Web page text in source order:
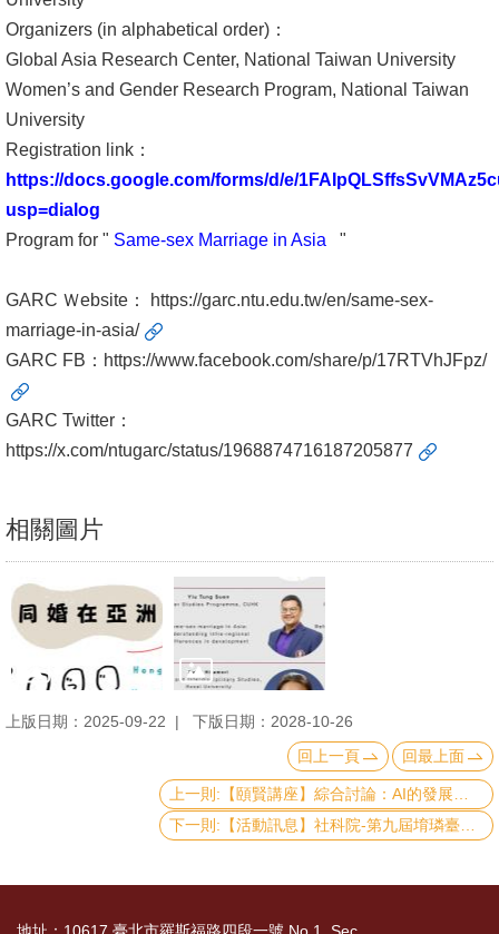
回
首
頁
臺
大
首
頁
網
站
導
覽
English
輔
區
facebook
Organizers (in alphabetical order)：
Global Asia Research Center, National Taiwan University
Women’s and Gender Research Program, National Taiwan
University
Registration link：
https://docs.google.com/forms/d/e/
usp=dialog
Program for " Same-sex Marriage in Asia "
GARC Ｗebsite：
https://garc.ntu.edu.tw/en/same-sex-
marriage-in-asia/
GARC FB： https://www.facebook.com/share/p/17RTVhJFpz/
GARC Twitter：
https://x.com/ntugarc/status/1968874716187205877
相關圖片
上版日期：2025-09-22
下版日期：2028-10-26
回上一頁
回最上面